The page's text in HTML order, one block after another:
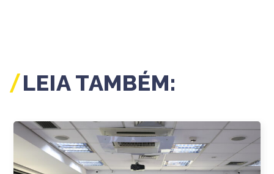
LEIA TAMBÉM: